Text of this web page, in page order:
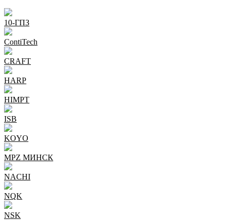
10-ГПЗ
ContiTech
CRAFT
HARP
HIMPT
ISB
KOYO
MPZ МИНСК
NACHI
NQK
NSK